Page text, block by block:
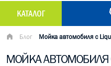
КАТАЛОГ
МАСЛО МОТОРНОЕ
ГРУЗОВЫЕ МАСЛА
Блог Мойка автомобиля с
МОЙКА АВТОМОБИЛЯ С